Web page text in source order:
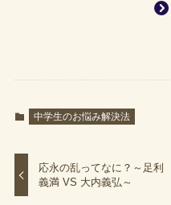
中学生のお悩み解決法
応永の乱ってなに？～足利
義満 VS 大内義弘～